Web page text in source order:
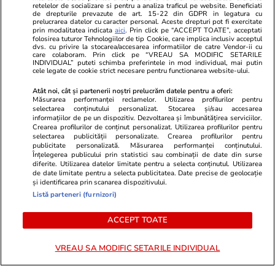
aerian. MApN: A fost același pilot de F-16 ca
vineri
Știri România 24 iul.
Procurorii DNA ar fi găsit 500.000 de euro
cash acasă la directorul general al Uzinei
Mecanice Plopeni, precum și două ceasuri
Patek Philippe și Rolex
Horoscop 24 iul.
Horoscop Urania | Previziuni astrologice pentru
perioada 25 – 31 iulie 2026. Luna Plină în
Vărsător
retelelor de socializare si pentru a analiza traficul pe website. Beneficiati
de drepturile prevazute de art. 15-22 din GDPR in legatura cu
prelucrarea datelor cu caracter personal. Aceste drepturi pot fi exercitate
prin modalitatea indicataaici. Prin click pe “ACCEPT TOATE”, acceptati
folosirea tuturor Tehnologiilor de tip Cookie, care implica inclusiv acceptul
dvs. cu privire la stocarea/accesarea informatiilor de catre Vendor-ii cu
care colaboram. Prin click pe “VREAU SA MODIFIC SETARILE
INDIVIDUAL” puteti schimba preferintele in mod individual, mai putin
cele legate de cookie strict necesare pentru functionarea website-ului.
Atât noi, cât și partenerii noștri prelucrăm datele pentru a oferi:
Măsurarea performanței reclamelor. Utilizarea profilurilor pentru
selectarea conținutului personalizat. Stocarea și/sau accesarea
informațiilor de pe un dispozitiv. Dezvoltarea și îmbunătățirea serviciilor.
Crearea profilurilor de conținut personalizat. Utilizarea profilurilor pentru
selectarea publicității personalizate. Crearea profilurilor pentru
publicitate personalizată. Măsurarea performanței conținutului.
Înțelegerea publicului prin statistici sau combinații de date din surse
diferite. Utilizarea datelor limitate pentru a selecta conținutul. Utilizarea
de date limitate pentru a selecta publicitatea. Date precise de geolocație
și identificarea prin scanarea dispozitivului.
Listă parteneri (furnizori)
ACCEPT TOATE
VREAU SA MODIFIC SETARILE INDIVIDUAL